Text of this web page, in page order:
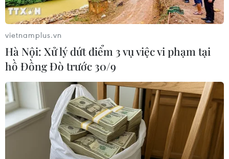
nhiều thành tựu quan trọng, bảo đảm thực hiện ngày
càng tốt hơn các quyền của trẻ em.
vietnamplus.vn
Hà Nội: Xử lý dứt điểm 3 vụ việc vi phạm tại
hồ Đồng Đò trước 30/9